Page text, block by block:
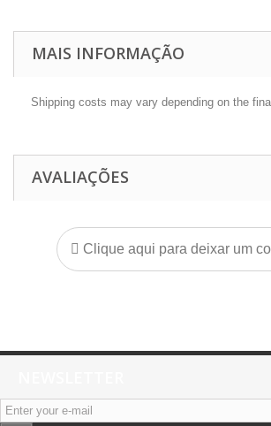
MAIS INFORMAÇÃO
Shipping costs may vary depending on the
AVALIAÇÕES
Clique aqui para deixar um